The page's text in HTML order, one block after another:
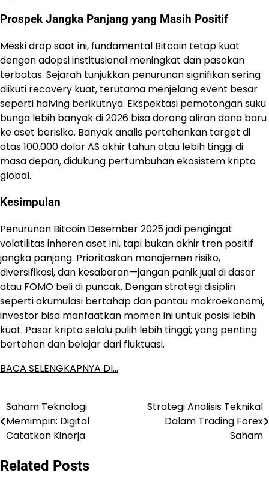
Prospek Jangka Panjang yang Masih Positif
Meski drop saat ini, fundamental Bitcoin tetap kuat
dengan adopsi institusional meningkat dan pasokan
terbatas. Sejarah tunjukkan penurunan signifikan sering
diikuti recovery kuat, terutama menjelang event besar
seperti halving berikutnya. Ekspektasi pemotongan suku
bunga lebih banyak di 2026 bisa dorong aliran dana baru
ke aset berisiko. Banyak analis pertahankan target di
atas 100.000 dolar AS akhir tahun atau lebih tinggi di
masa depan, didukung pertumbuhan ekosistem kripto
global.
Kesimpulan
Penurunan Bitcoin Desember 2025 jadi pengingat
volatilitas inheren aset ini, tapi bukan akhir tren positif
jangka panjang. Prioritaskan manajemen risiko,
diversifikasi, dan kesabaran—jangan panik jual di dasar
atau FOMO beli di puncak. Dengan strategi disiplin
seperti akumulasi bertahap dan pantau makroekonomi,
investor bisa manfaatkan momen ini untuk posisi lebih
kuat. Pasar kripto selalu pulih lebih tinggi; yang penting
bertahan dan belajar dari fluktuasi.
BACA SELENGKAPNYA DI…
Post
navigation
Saham Teknologi
Memimpin: Digital
Catatkan Kinerja
Strategi Analisis Teknikal
Dalam Trading Forex
Saham
Related Posts